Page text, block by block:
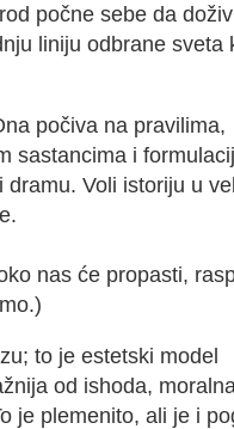
počne sebe da
liniju odbrane sveta
počiva na pravilima,
sastancima i
Voli istoriju u
nas će propasti,
to je estetski model
od ishoda,
je plemenito, ali je i